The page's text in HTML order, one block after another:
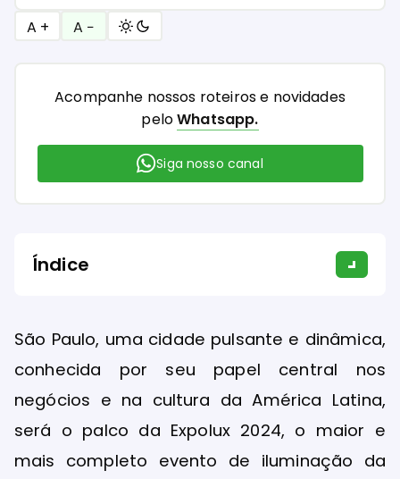
A + A −
Acompanhe nossos roteiros e novidades
peloWhatsapp.
Siga nosso canal
Índice
São Paulo, uma cidade pulsante e dinâmica,
conhecida por seu papel central nos
negócios e na cultura da América Latina,
será o palco da Expolux 2024, o maior e
mais completo evento de iluminação da